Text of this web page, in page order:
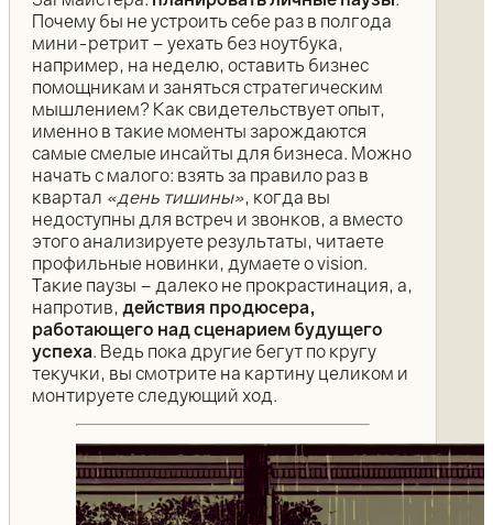
Почему бы не устроить себе раз в полгода
мини-ретрит – уехать без ноутбука,
например, на неделю, оставить бизнес
помощникам и заняться стратегическим
мышлением? Как свидетельствует опыт,
именно в такие моменты зарождаются
самые смелые инсайты для бизнеса. Можно
начать с малого: взять за правило раз в
квартал «день тишины», когда вы
недоступны для встреч и звонков, а вместо
этого анализируете результаты, читаете
профильные новинки, думаете о vision.
Такие паузы – далеко не прокрастинация, а,
напротив, действия продюсера,
работающего над сценарием будущего
успеха. Ведь пока другие бегут по кругу
текучки, вы смотрите на картину целиком и
монтируете следующий ход.